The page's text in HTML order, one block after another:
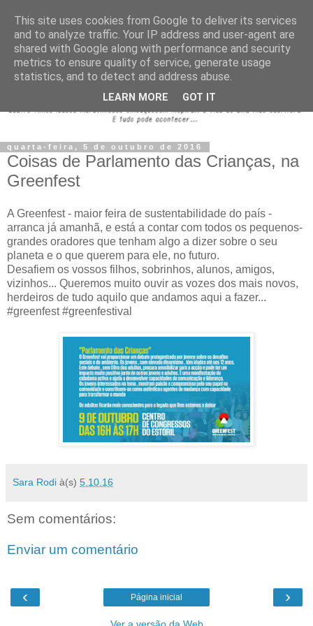
quarta-feira, 5 de outubro de 2016
Coisas de Parlamento das Crianças, na
Greenfest
A Greenfest - maior feira de sustentabilidade do país -
arranca já amanhã, e está a contar com todos os pequenos-
grandes oradores que tenham algo a dizer sobre o seu
planeta e o que querem para ele, no futuro.
Desafiem os vossos filhos, sobrinhos, alunos, amigos,
vizinhos... Queremos muito ouvir as vozes dos mais novos,
herdeiros de tudo aquilo que andamos aqui a fazer...
#greenfest #greenfestival
Sara Rodi à(s) 5.10.16
Sem comentários:
Enviar um comentário
‹ ›
Página inicial
This site uses cookies from Google to deliver its services
and to analyze traffic. Your IP address and user-agent are
shared with Google along with performance and security
metrics to ensure quality of service, generate usage
statistics, and to detect and address abuse.
LEARN MORE GOT IT